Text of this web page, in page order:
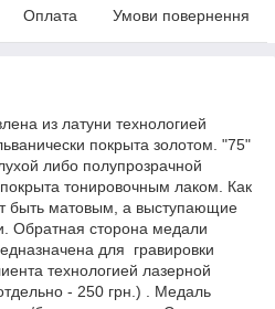
Оплата Умови повернення
из латуни технологией
покрыта золотом. "75"
либо полупрозрачной
тонировочным лаком. Как
быть матовым, а выступающие
Обратная сторона медали
для гравировки
технологией лазерной
- 250 грн.) . Медаль